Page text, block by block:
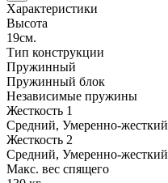
Характеристики
Высота
19см.
Тип конструкции
Пружинный
Пружинный блок
Независимые пружины
Жесткость 1
Средний, Умеренно-жесткий
Жесткость 2
Средний, Умеренно-жесткий
Макс. вес спящего